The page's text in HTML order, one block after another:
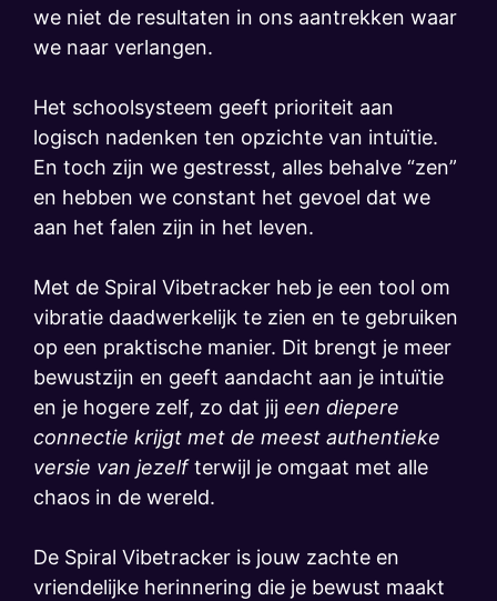
we niet de resultaten in ons aantrekken waar
we naar verlangen.
Het schoolsysteem geeft prioriteit aan
logisch nadenken ten opzichte van intuïtie.
En toch zijn we gestresst, alles behalve “zen”
en hebben we constant het gevoel dat we
aan het falen zijn in het leven.
Met de Spiral Vibetracker heb je een tool om
vibratie daadwerkelijk te zien en te gebruiken
op een praktische manier. Dit brengt je meer
bewustzijn en geeft aandacht aan je intuïtie
en je hogere zelf, zo dat jij een diepere
connectie krijgt met de meest authentieke
versie van jezelfterwijl je omgaat met alle
chaos in de wereld.
De Spiral Vibetracker is jouw zachte en
vriendelijke herinnering die je bewust maakt